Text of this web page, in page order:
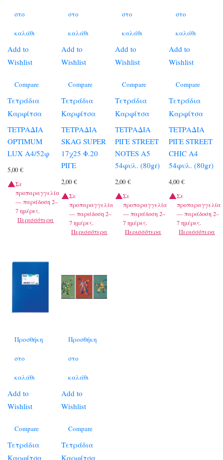
στο
καλάθι
Add to
Wishlist
Compare
Τετράδια
Καρφίτσα
ΤΕΤΡΑΔΙΑ
OPTIMUM
LUX A4/52φ
5,00 €
Σε
προπαραγγελία
— παράδοση 2–
7 ημέρες.
Περισσότερα
στο
καλάθι
Add to
Wishlist
Compare
Τετράδια
Καρφίτσα
ΤΕΤΡΑΔΙΑ
SKAG SUPER
17χ25 Φ.20
ΡΙΓΕ
2,00€
Σε
προπαραγγελία
— παράδοση 2–
7 ημέρες.
Περισσότερα
στο
καλάθι
Add to
Wishlist
Compare
Τετράδια
Καρφίτσα
ΤΕΤΡΑΔΙΑ
ΡΙΓΕ STREET
NOTES A5
54φυλ. (80gr)
2,00€
Σε
προπαραγγελία
— παράδοση 2–
7 ημέρες.
Περισσότερα
στο
καλάθι
Add to
Wishlist
Compare
Τετράδια
Καρφίτσα
ΤΕΤΡΑΔΙΑ
ΡΙΓΕ STREET
CHIC A4
54φυλ. (80gr)
4,00€
Σε
προπαραγγελία
— παράδοση 2–
7 ημέρες.
Περισσότερα
Προσθήκη
στο
καλάθι
Add to
Wishlist
Compare
Τετράδια
Καρφίτσα
Προσθήκη
στο
καλάθι
Add to
Wishlist
Compare
Τετράδια
Καρφίτσα